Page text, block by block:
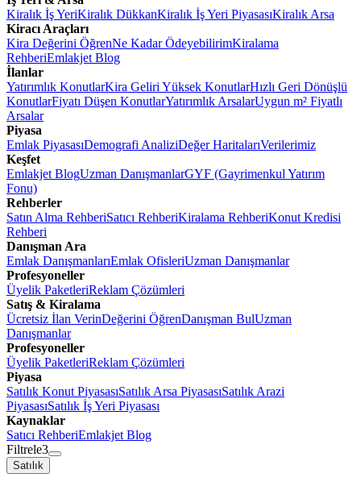
Kiralık İş YeriKiralık DükkanKiralık İş Yeri PiyasasıKiralık Arsa
Kiracı Araçları
Kira Değerini ÖğrenNe Kadar ÖdeyebilirimKiralama
RehberiEmlakjet Blog
İlanlar
Yatırımlık KonutlarKira Geliri Yüksek KonutlarHızlı Geri Dönüşlü
KonutlarFiyatı Düşen KonutlarYatırımlık ArsalarUygun m² Fiyatlı
Arsalar
Piyasa
Emlak PiyasasıDemografi AnaliziDeğer HaritalarıVerilerimiz
Keşfet
Emlakjet BlogUzman DanışmanlarGYF (Gayrimenkul Yatırım
Fonu)
Rehberler
Satın Alma RehberiSatıcı RehberiKiralama RehberiKonut Kredisi
Rehberi
Danışman Ara
Emlak DanışmanlarıEmlak OfisleriUzman Danışmanlar
Profesyoneller
Üyelik PaketleriReklam Çözümleri
Satış & Kiralama
Ücretsiz İlan VerinDeğerini ÖğrenDanışman BulUzman
Danışmanlar
Profesyoneller
Üyelik PaketleriReklam Çözümleri
Piyasa
Satılık Konut PiyasasıSatılık Arsa PiyasasıSatılık Arazi
PiyasasıSatılık İş Yeri Piyasası
Kaynaklar
Satıcı RehberiEmlakjet Blog
Filtrele3
Satılık